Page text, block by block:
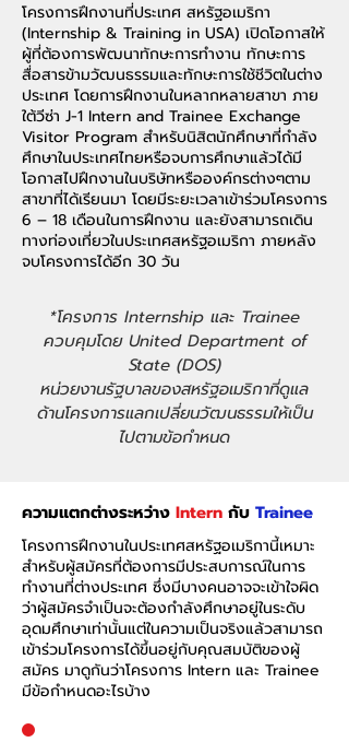
โครงการฝึกงานที่ประเทศ สหรัฐอเมริกา
(Internship & Training in USA) เปิดโอกาสให้
ผู้ที่ต้องการพัฒนาทักษะการทำงาน ทักษะการ
สื่อสารข้ามวัฒนธรรมและทักษะการใช้ชีวิตในต่าง
ประเทศ โดยการฝึกงานในหลากหลายสาขา ภาย
ใต้วีซ่า J-1 Intern and Trainee Exchange
Visitor Program สำหรับนิสิตนักศึกษาที่กำลัง
ศึกษาในประเทศไทยหรือจบการศึกษาแล้วได้มี
โอกาสไปฝึกงานในบริษัทหรือองค์กรต่างๆตาม
สาขาที่ได้เรียนมา โดยมีระยะเวลาเข้าร่วมโครงการ
6 – 18 เดือนในการฝึกงาน และยังสามารถเดิน
ทางท่องเที่ยวในประเทศสหรัฐอเมริกา ภายหลัง
จบโครงการได้อีก 30 วัน
*โครงการ Internship และ Trainee
ควบคุมโดย United Department of
State (DOS)
หน่วยงานรัฐบาลของสหรัฐอเมริกาที่ดูแล
ด้านโครงการแลกเปลี่ยนวัฒนธรรมให้เป็น
ไปตามข้อกำหนด
ความแตกต่างระหว่าง Intern กับ Trainee
โครงการฝึกงานในประเทศสหรัฐอเมริกานี้เหมาะ
สำหรับผู้สมัครที่ต้องการมีประสบการณ์ในการ
ทำงานที่ต่างประเทศ ซึ่งมีบางคนอาจจะเข้าใจผิด
ว่าผู้สมัครจำเป็นจะต้องกำลังศึกษาอยู่ในระดับ
อุดมศึกษาเท่านั้นแต่ในความเป็นจริงแล้วสามารถ
เข้าร่วมโครงการได้ขึ้นอยู่กับคุณสมบัติของผู้
สมัคร มาดูกันว่าโครงการ Intern และ Trainee
มีข้อกำหนดอะไรบ้าง